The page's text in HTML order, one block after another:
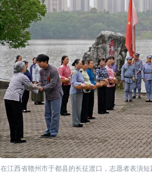
在江西省赣州市于都县的长征渡口，志愿者表演